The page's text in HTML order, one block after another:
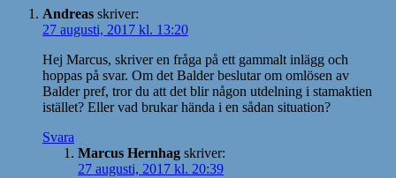
Andreas skriver:
27 augusti, 2017 kl. 13:20
Hej Marcus, skriver en fråga på ett gammalt inlägg och
hoppas på svar. Om det Balder beslutar om omlösen av
Balder pref, tror du att det blir någon utdelning i stamaktien
istället? Eller vad brukar hända i en sådan situation?
Svara
Marcus Hernhag skriver:
27 augusti, 2017 kl. 20:39